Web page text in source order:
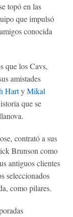
topó en las
que impulsó
conocida
que los Cavs,
amistades
HartyMikal
que se
contrató a sus
Brunson como
antiguos clientes
seleccionados
como pilares.